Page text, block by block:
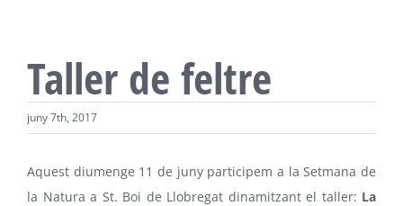
Taller de feltre
juny 7th, 2017
Aquest diumenge 11 de juny participem a la Setmana de
la Natura a St. Boi de Llobregat dinamitzant el taller: La